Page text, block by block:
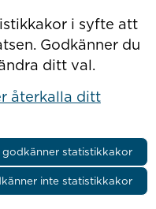
i syfte att
Godkänner du
ditt val.
återkalla ditt
godkänner statistikkakor
inte statistikkakor